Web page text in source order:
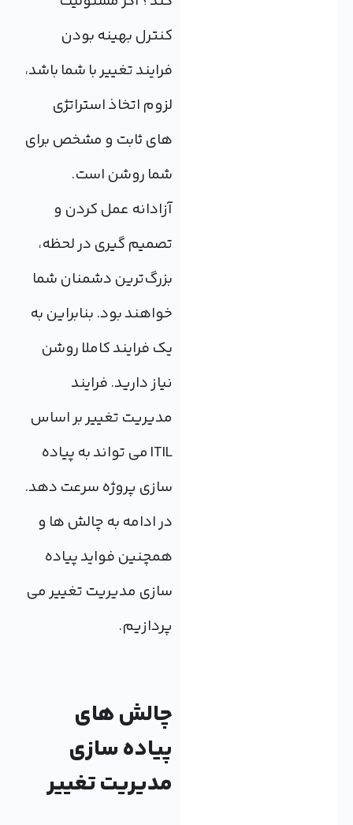
کنترل بهینه بودن
فرایند تغییر با شما باشد،
لزوم اتخاذ استراتژی
های ثابت و مشخص برای
شما روشن است.
آزادانه عمل کردن و
تصمیم گیری در لحظه،
بزرگ‌ترین دشمنان شما
خواهند بود. بنابراین به
یک فرایند کاملا روشن
نیاز دارید. فرایند
مدیریت تغییر بر اساس
ITIL می تواند به پیاده
سازی پروژه سرعت دهد.
در ادامه به چالش ها و
همچنین فواید پیاده
سازی مدیریت تغییر می
پردازیم.
چالش های
پیاده سازی
مدیریت تغییر